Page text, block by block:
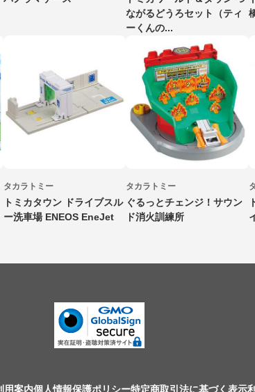
ながるどうろセット（ティ
ーくんの...
タカラトミー
トミカタウン ドライブスル
ー洗車場 ENEOS EneJet
タカラトミー
ぐるっとチェンジ！サウン
ド消火訓練所
用案内個人情報保護ポリシー特定商取引法に基づく表示